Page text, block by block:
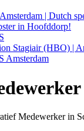
| Dutch
in Hoofddorp!
Stagiair (HBO) |
Amsterdam
Medewerker in